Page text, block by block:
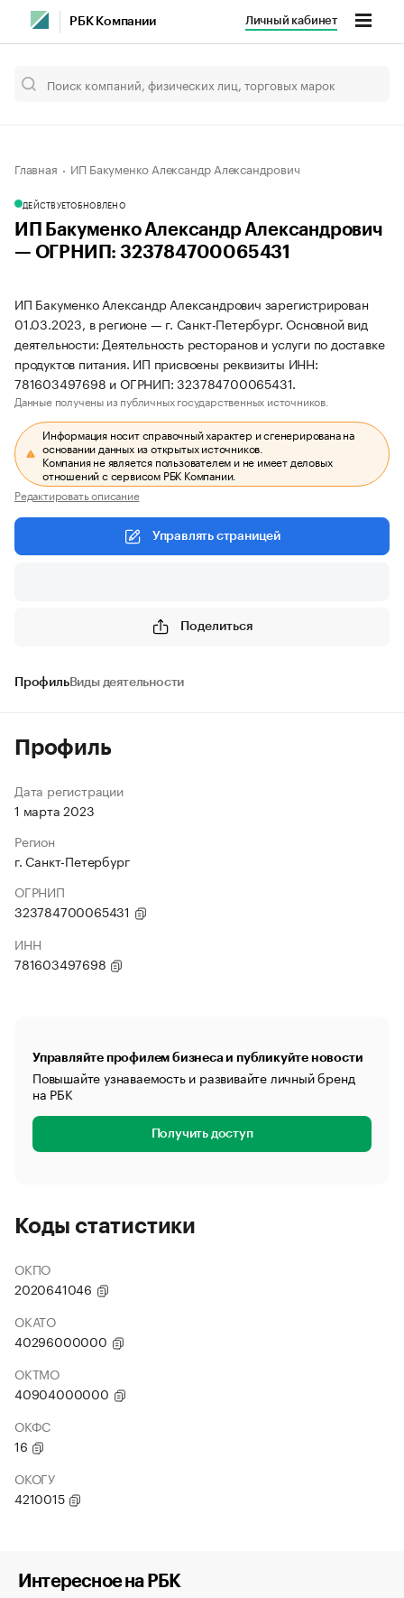
РБК Компании Личный кабинет
Главная ИП Бакуменко Александр Александрович
ДЕЙСТВУЕТОБНОВЛЕНО
ИП Бакуменко Александр Александрович
— ОГРНИП: 323784700065431
ИП Бакуменко Александр Александрович зарегистрирован
01.03.2023, в регионе — г. Санкт-Петербург. Основной вид
деятельности: Деятельность ресторанов и услуги по доставке
продуктов питания. ИП присвоены реквизиты ИНН:
781603497698 и ОГРНИП: 323784700065431.
Данные получены из публичных государственных источников.
Информация носит справочный характер и сгенерирована на
основании данных из открытых источников.
Компания не является пользователем и не имеет деловых
отношений с сервисом РБК Компании.
Редактировать описание
Управлять страницей
Поделиться
ПрофильВиды деятельности
Профиль
Дата регистрации
1 марта 2023
Регион
г. Санкт-Петербург
ОГРНИП
323784700065431
ИНН
781603497698
Управляйте профилем бизнеса и публикуйте новости
Повышайте узнаваемость и развивайте личный бренд
на РБК
Получить доступ
Коды статистики
ОКПО
2020641046
ОКАТО
40296000000
ОКТМО
40904000000
ОКФС
16
ОКОГУ
4210015
Интересное на РБК